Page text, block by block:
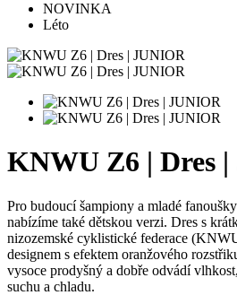
NOVINKA
Léto
KNWU Z6 | Dres
Pro budoucí šampiony a mladé
nabízíme také dětskou verzi. Dres s
nizozemské cyklistické federace
designem s efektem oranžového
vysoce prodyšný a dobře odvádí
suchu a chladu.